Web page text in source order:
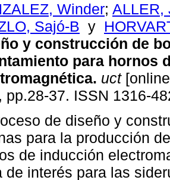
Winder; ALLER,
Sajó-B y
y construcción de
para hornos
. uct
pp.28-37. ISSN 1316-
de diseño y
para la producción
de inducción
de interés para las